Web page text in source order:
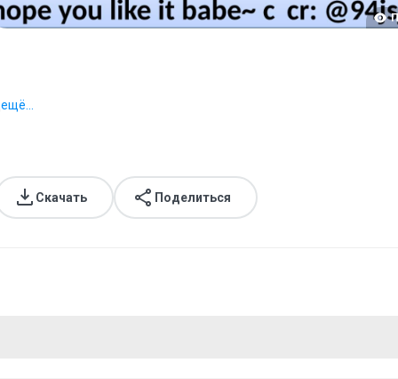
ещё...
Скачать Поделиться